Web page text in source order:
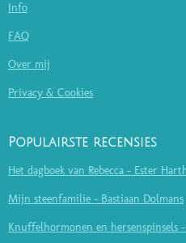
Info
FAQ
Over mij
Privacy & Cookies
Populairste recensies
Het dagboek van Rebecca - Ester
Mijn steenfamilie - Bastiaan Dolmans
Knuffelhormonen en hersenspinsels